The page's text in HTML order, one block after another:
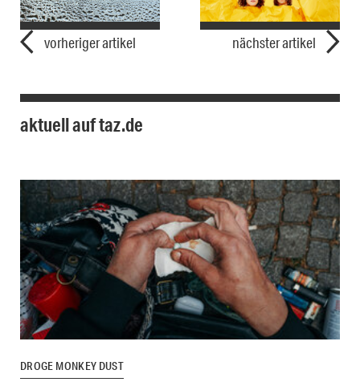
vorheriger artikel nächster artikel
aktuell auf taz.de
DROGE MONKEY DUST